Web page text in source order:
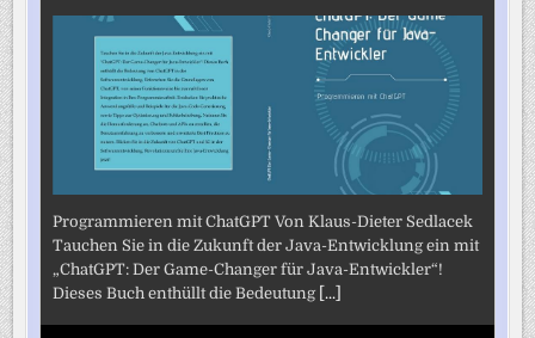
Programmieren mit ChatGPT Von Klaus-Dieter Sedlacek
Tauchen Sie in die Zukunft der Java-Entwicklung ein mit
„ChatGPT: Der Game-Changer für Java-Entwickler“!
Dieses Buch enthüllt die Bedeutung [...]